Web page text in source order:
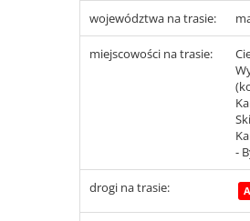
województwa na trasie:
miejscowości na trasie:
-
drogi na trasie: